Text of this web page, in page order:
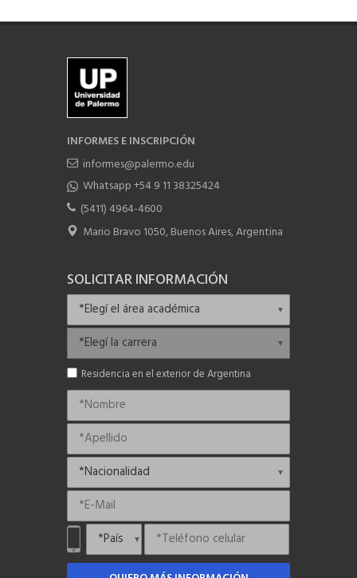
INFORMES E INSCRIPCIÓN
informes@palermo.edu
Whatsapp +54 9 11 38325424
(5411) 4964-4600
Mario Bravo 1050, Buenos Aires, Argentina
SOLICITAR INFORMACIÓN
Residencia en el exterior de Argentina